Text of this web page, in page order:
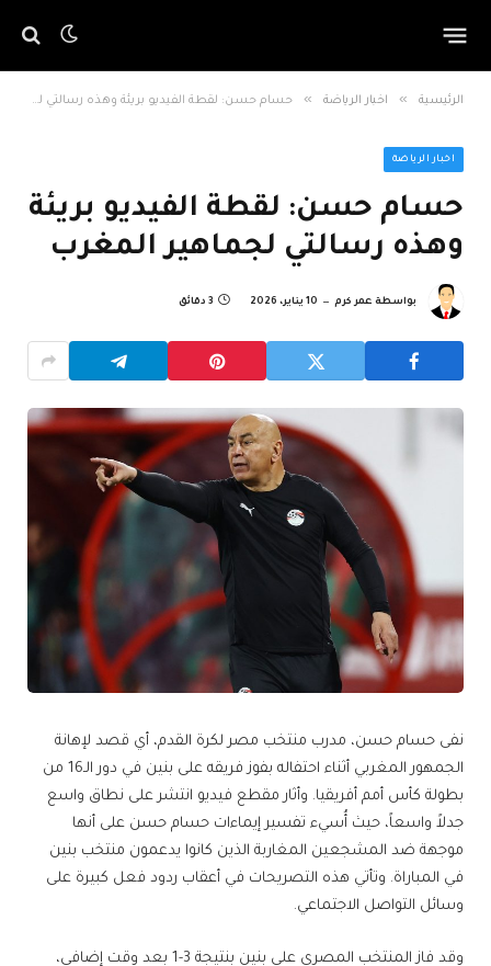
الرئيسية » اخبار الرياضة » حسام حسن: لقطة الفيديو بريئة وهذه رسالتي لجماهير المغرب
اخبار الرياضة
حسام حسن: لقطة الفيديو بريئة
وهذه رسالتي لجماهير المغرب
بواسطة عمر كرم 10 يناير، 2026 3 دقائق
نفى حسام حسن، مدرب منتخب مصر لكرة القدم، أي قصد لإهانة
الجمهور المغربي أثناء احتفاله بفوز فريقه على بنين في دور الـ16 من
بطولة كأس أمم أفريقيا. وأثار مقطع فيديو انتشر على نطاق واسع
جدلاً واسعاً، حيث أُسيء تفسير إيماءات حسام حسن على أنها
موجهة ضد المشجعين المغاربة الذين كانوا يدعمون منتخب بنين
في المباراة. وتأتي هذه التصريحات في أعقاب ردود فعل كبيرة على
وسائل التواصل الاجتماعي.
وقد فاز المنتخب المصري على بنين بنتيجة 3-1 بعد وقت إضافي،